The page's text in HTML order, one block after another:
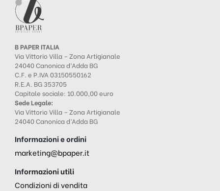
B PAPER ITALIA
Via Vittorio Villa – Zona Artigianale
24040 Canonica d’Adda BG
C.F. e P.IVA 03150550162
R.E.A. BG 353705
Capitale sociale: 10.000,00 euro
Sede Legale:
Via Vittorio Villa – Zona Artigianale
24040 Canonica d’Adda BG
Informazioni e ordini
marketing@bpaper.it
Informazioni utili
Condizioni di vendita